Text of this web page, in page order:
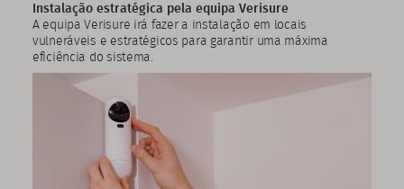
Instalação estratégica pela equipa Verisure
A equipa Verisure irá fazer a instalação em locais
vulneráveis e estratégicos para garantir uma máxima
eficiência do sistema.